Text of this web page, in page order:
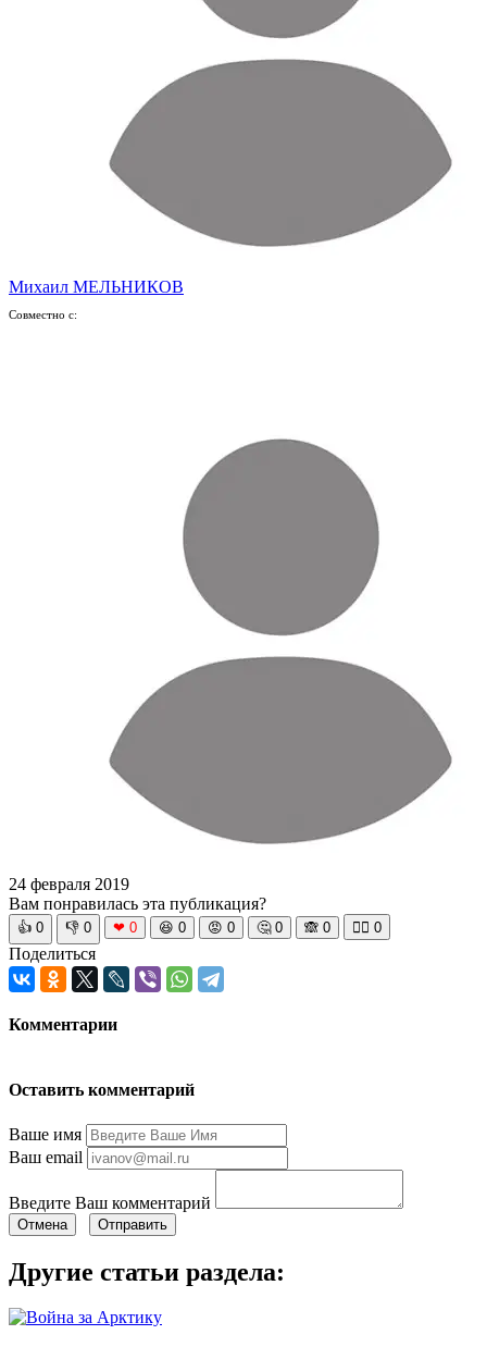
Михаил МЕЛЬНИКОВ
Совместно с:
24 февраля 2019
Вам понравилась эта публикация?
👍 0 👎 0 ❤ 0 😆 0 😡 0 🤔 0 🙈 0 🧘‍♀️ 0
Поделиться
Комментарии
Оставить комментарий
Ваше имя
Ваш email
Введите Ваш комментарий
Отмена Отправить
Другие статьи раздела: